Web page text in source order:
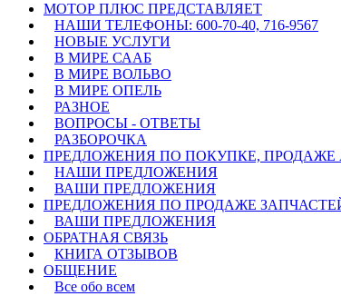
МОТОР ПЛЮС ПРЕДСТАВЛЯЕТ
НАШИ ТЕЛЕФОНЫ: 600-70-40, 716-9567
НОВЫЕ УСЛУГИ
В МИРЕ СААБ
В МИРЕ ВОЛЬВО
В МИРЕ ОПЕЛЬ
РАЗНОЕ
ВОПРОСЫ - ОТВЕТЫ
РАЗБОРОЧКА
ПРЕДЛОЖЕНИЯ ПО ПОКУПКЕ,
НАШИ ПРЕДЛОЖЕНИЯ
ВАШИ ПРЕДЛОЖЕНИЯ
ПРЕДЛОЖЕНИЯ ПО ПРОДАЖЕ
ВАШИ ПРЕДЛОЖЕНИЯ
ОБРАТНАЯ СВЯЗЬ
КНИГА ОТЗЫВОВ
ОБЩЕНИЕ
Все обо всем